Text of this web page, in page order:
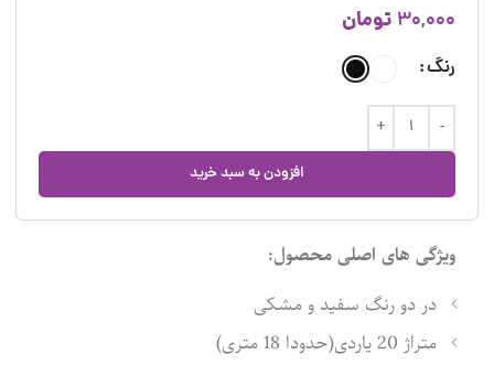
30,000 تومان
رنگ
افزودن به سبد خرید
ویژگی های اصلی محصول:
در دو رنگ سفید و مشکی
متراژ 20 یاردی(حدودا 18 متری)